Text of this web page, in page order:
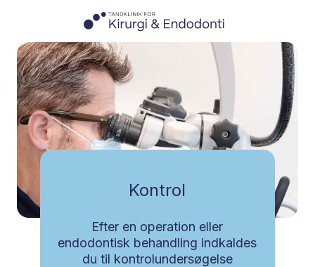
Kontrol
​Efter en operation eller
endodontisk behandling indkaldes
du til ​kontrolundersøgelse